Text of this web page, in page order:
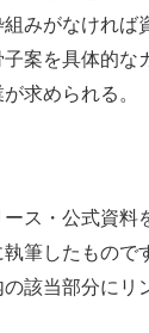
みがなければ
案を具体的な
求められる。
ス・公式資料
筆したもので
該当部分にリ